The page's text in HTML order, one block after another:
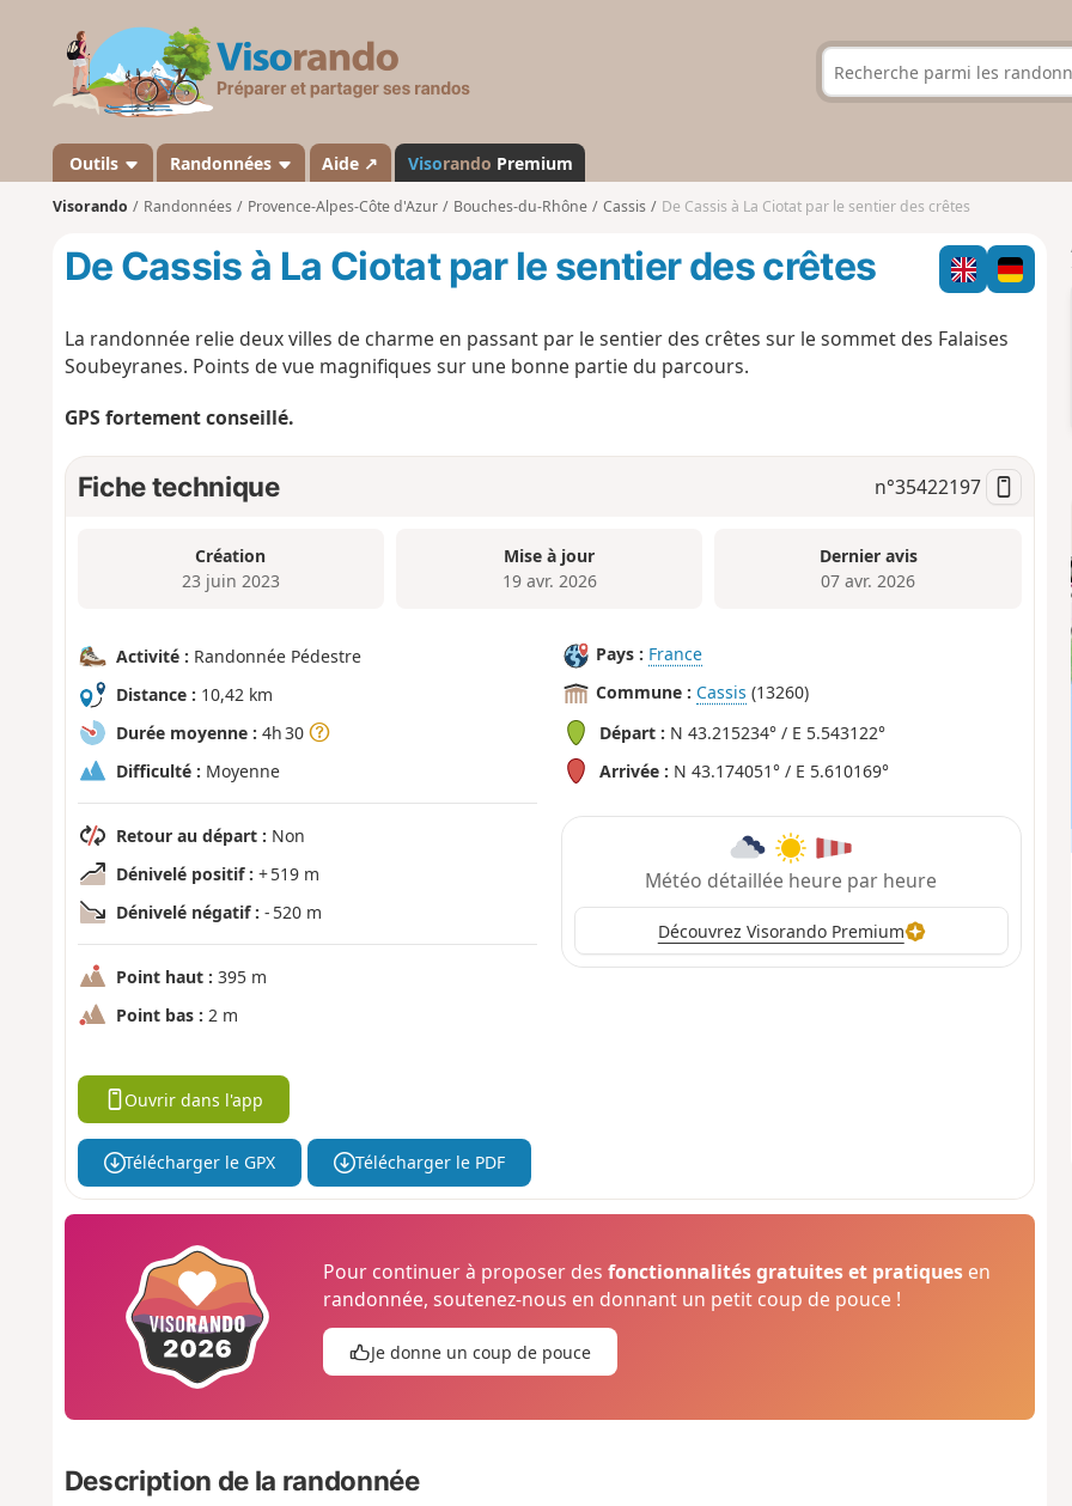
s
a
n
d
Outils Randonnées Aide ↗ Visorando Premium
Visorando Randonnées Provence-Alpes-Côte d'Azur Bouches-du-Rhône Cassis De Cassis à La Ciotat par le sentier des crêtes
De Cassis à La Ciotat par le sentier des crêtes
La randonnée relie deux villes de charme en passant par le sentier des crêtes sur le sommet des Falaises
Soubeyranes. Points de vue magnifiques sur une bonne partie du parcours.
GPS fortement conseillé.
Fiche technique n°35422197
Création
23 juin 2023
Mise à jour
19 avr. 2026
Dernier avis
07 avr. 2026
Activité : Randonnée Pédestre
Distance : 10,42 km
Durée moyenne : 4h 30
Difficulté : Moyenne
Retour au départ : Non
Dénivelé positif : + 519 m
Dénivelé négatif : - 520 m
Point haut : 395 m
Point bas : 2 m
Pays : France
Commune : Cassis (13260)
Départ : N 43.215234° / E 5.543122°
Arrivée : N 43.174051° / E 5.610169°
Météo détaillée heure par heure
Découvrez Visorando Premium
Ouvrir dans l'app
Télécharger le GPX Télécharger le PDF
Pour continuer à proposer desfonctionnalités gratuites et pratiques en
randonnée, soutenez-nous en donnant un petit coup de pouce !
Je donne un coup de pouce
Description de la randonnée